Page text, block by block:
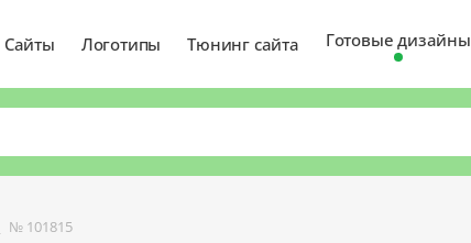
Сайты Логотипы Тюнинг сайта Готовые дизайны
№ 101815